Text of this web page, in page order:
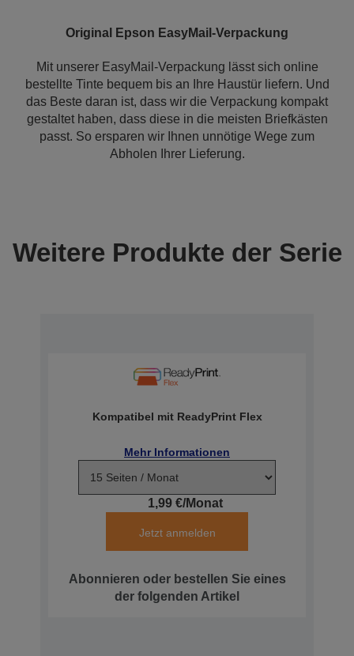
Original Epson EasyMail-Verpackung
Mit unserer EasyMail-Verpackung lässt sich online
bestellte Tinte bequem bis an Ihre Haustür liefern. Und
das Beste daran ist, dass wir die Verpackung kompakt
gestaltet haben, dass diese in die meisten Briefkästen
passt. So ersparen wir Ihnen unnötige Wege zum
Abholen Ihrer Lieferung.
Weitere Produkte der Serie
Kompatibel mit ReadyPrint Flex
Mehr Informationen
1,99 €/Monat
Jetzt anmelden
Abonnieren oder bestellen Sie eines
der folgenden Artikel